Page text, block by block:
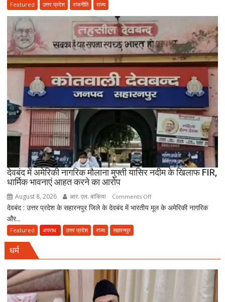
सांसद
मुकेश
राजपूत
समेत
87
लोगों
पर
केस,
कोर्ट
के
आदेश
Featured उत्तर प्रदेश राजनीति राज्य
देवबंद में अमेरिकी नागरिक मौलाना मुफ्ती यासिर नदीम के खिलाफ FIR,
धार्मिक भावनाएं आहत करने का आरोप
August 8, 2026 आर. एल. बांकिया Comments Offon
देवबंद
यासिर
देवबंद : उत्तर प्रदेश के सहारनपुर जिले के देवबंद में भारतीय मूल के अमेरिकी नागरिक
और...
Featured अपराध उत्तर प्रदेश राज्य सहारनपुर
धर्म